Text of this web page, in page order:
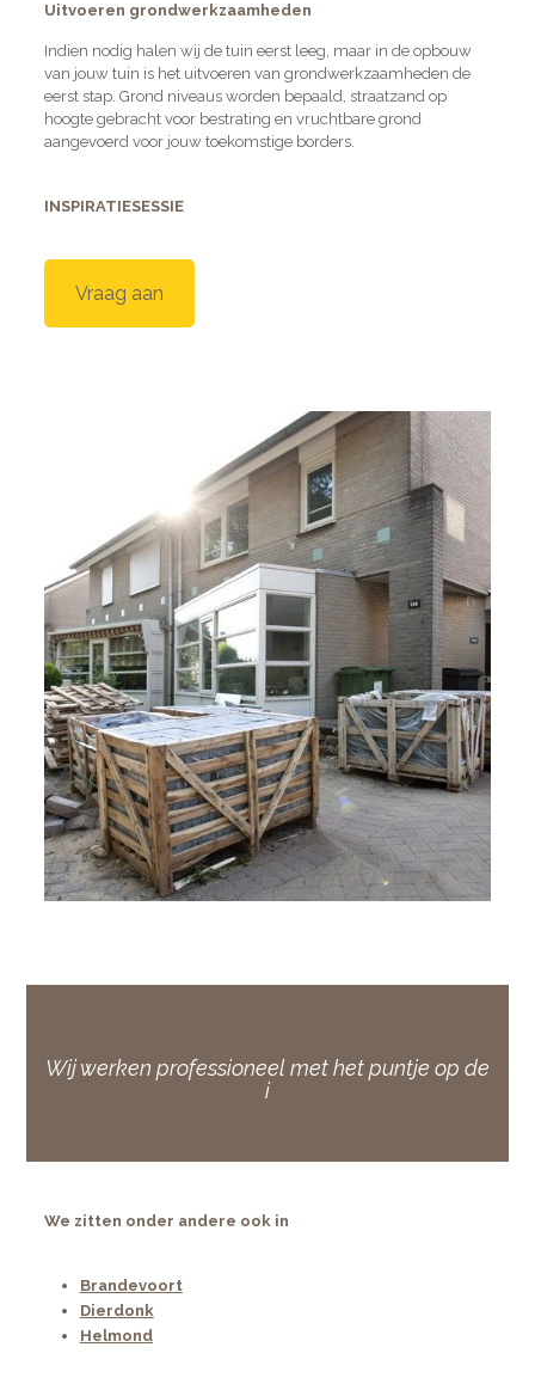
Uitvoeren grondwerkzaamheden
Indien nodig halen wij de tuin eerst leeg, maar in de opbouw
van jouw tuin is het uitvoeren van grondwerkzaamheden de
eerst stap. Grond niveaus worden bepaald, straatzand op
hoogte gebracht voor bestrating en vruchtbare grond
aangevoerd voor jouw toekomstige borders.
INSPIRATIESESSIE
Vraag aan
Wij werken professioneel met het puntje op de
i
We zitten onder andere ook in
Brandevoort
Dierdonk
Helmond